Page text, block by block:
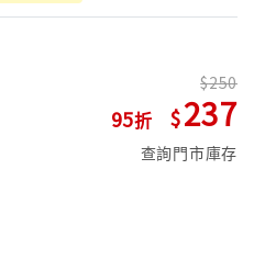
95
250
237
查詢門市庫存